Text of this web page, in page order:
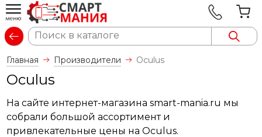
Главная Производители Oculus
Oculus
На сайте интернет-магазина smart-mania.ru мы
собрали большой ассортимент и
привлекательные цены на Oculus.